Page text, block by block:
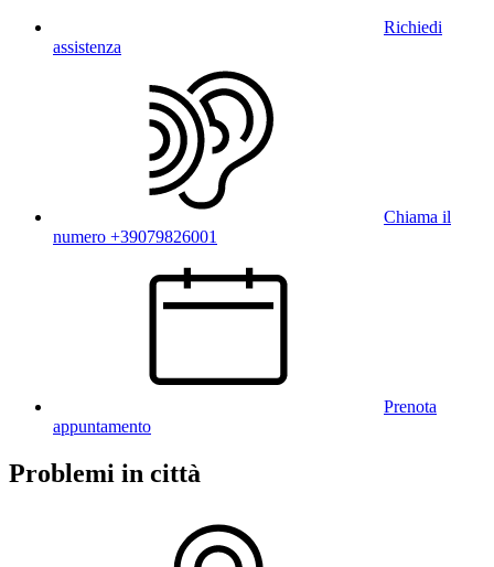
Richiedi
assistenza
Chiama il
numero +39079826001
Prenota
appuntamento
Problemi in città